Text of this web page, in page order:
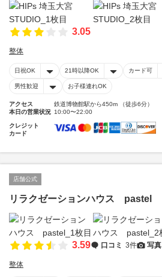
3.05
整体
日祝OK 21時以降OK カード可
男性歓迎 お子様連れOK
アクセス
鉄道博物館駅から450m （徒歩6分）
本日の営業状況 10:00〜22:00
クレジット
カード
店舗公式
リラクゼーションハウス pastel
3.59 口コミ 3件 写真
整体